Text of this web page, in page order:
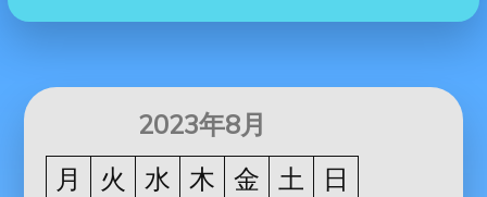
2023年8月
月
火 水 木 金 土
日